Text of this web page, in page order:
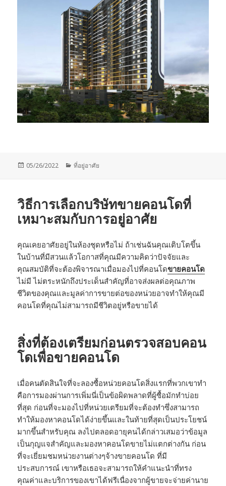
Posted
05/26/2022 Categories
ที่อยู่อาศัย
วิธีการเลือกบริษัทขายคอนโดที่
เหมาะสมกับการอยู่อาศัย
คุณเคยอาศัยอยู่ในห้องชุดหรือไม่ ถ้าเช่นฉันคุณเติบโตขึ้น
ในบ้านที่มีสวนแล้วโอกาสที่คุณมีความคิดว่าปัจจัยและ
คุณสมบัติที่จะต้องพิจารณาเมื่อมองไปที่คอนโดขายคอนโด
ไม่มี ไม่ตระหนักถึงประเด็นสำคัญที่อาจส่งผลต่อคุณภาพ
ชีวิตของคุณและมูลค่าการขายต่อของหน่วยอาจทำให้คุณมี
คอนโดที่คุณไม่สามารถมีชีวิตอยู่หรือขายได้
สิ่งที่ต้องเตรียมก่อนตรวจสอบคอน
โดเพื่อขายคอนโด
เมื่อคนตัดสินใจที่จะลองซื้อหน่วยคอนโดสิ่งแรกที่พวกเขาทำ
คือการมองผ่านการเพิ่มนี่เป็นข้อผิดพลาดที่ผู้ซื้อมักทำบ่อย
ที่สุด ก่อนที่จะมองไปที่หน่วยเตรียมที่จะต้องทำซึ่งสามารถ
ทำให้มองหาคอนโดได้ง่ายขึ้นและในท้ายที่สุดเป็นประโยชน์
มากขึ้นสำหรับคุณ ลงไปตลอดอายุคนได้กล่าวเสมอว่าข้อมูล
เป็นกุญแจสำคัญและมองหาคอนโดขายไม่แตกต่างกัน ก่อน
ที่จะเยี่ยมชมหน่วยงานต่างๆจ้างขายคอนโด ที่มี
ประสบการณ์ เขาหรือเธอจะสามารถให้คำแนะนำที่ทรง
คุณค่าและบริการของเขาได้ฟรีเนื่องจากผู้ขายจะจ่ายค่านาย